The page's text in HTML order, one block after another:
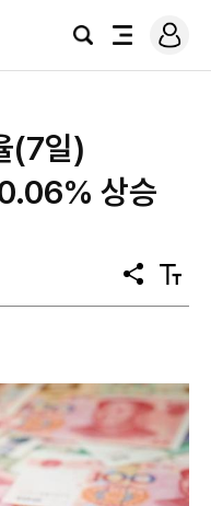
검
전
로
그
(7일)
상승
공
유
텍
스